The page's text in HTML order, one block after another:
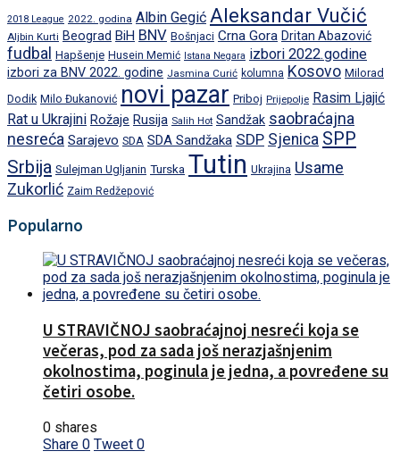
2018 League 2022. godina Albin Gegić Aleksandar Vučić
Aljbin Kurti Beograd BiH BNV Bošnjaci Crna Gora Dritan Abazović
fudbal Hapšenje Husein Memić Istana Negara izbori 2022.godine
izbori za BNV 2022. godine Jasmina Curić kolumna Kosovo Milorad
Dodik Milo Đukanović novi pazar Priboj Prijepolje Rasim Ljajić
Rat u Ukrajini Rožaje Rusija Salih Hot Sandžak saobraćajna
nesreća Sarajevo SDA SDA Sandžaka SDP Sjenica SPP
Srbija Sulejman Ugljanin Turska Tutin Ukrajina Usame
Zukorlić Zaim Redžepović
Popularno
U STRAVIČNOJ saobraćajnoj nesreći koja se
večeras, pod za sada još nerazjašnjenim
okolnostima, poginula je jedna, a povređene su
četiri osobe.
0 shares
Share 0 Tweet 0